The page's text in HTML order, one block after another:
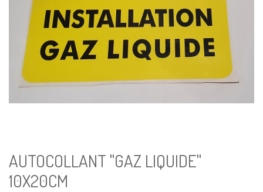
AUTOCOLLANT "GAZ LIQUIDE"
10X20CM